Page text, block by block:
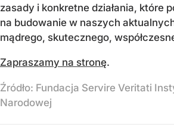
zasady i konkretne działania, które
na budowanie w naszych
mądrego, skutecznego,
Zapraszamy na stronę.
Źródło: Fundacja Servire Veritati
Narodowej